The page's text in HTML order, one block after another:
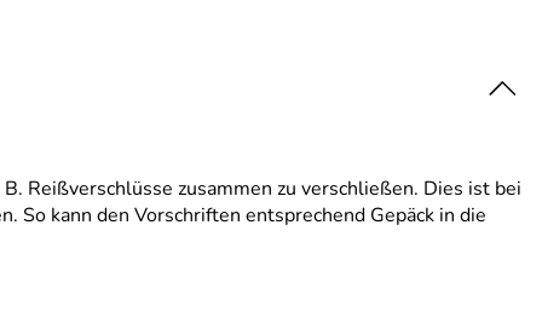
Reißverschlüsse zusammen zu verschließen. Dies ist bei
So kann den Vorschriften entsprechend Gepäck in die